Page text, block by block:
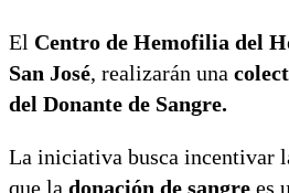
El Centro de Hemofilia del
San José, realizarán una
del Donante de Sangre.
La iniciativa busca incentivar
que la donación de sangre es